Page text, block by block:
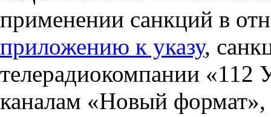
применении санкций в
приложению к указу,
телерадиокомпании «112
каналам «Новый